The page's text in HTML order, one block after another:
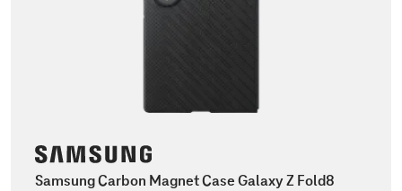
Samsung Carbon Magnet Case Galaxy Z Fold8